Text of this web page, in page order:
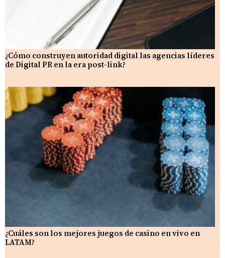
¿Cómo construyen autoridad digital las agencias líderes
de Digital PR en la era post-link?
¿Cuáles son los mejores juegos de casino en vivo en
LATAM?